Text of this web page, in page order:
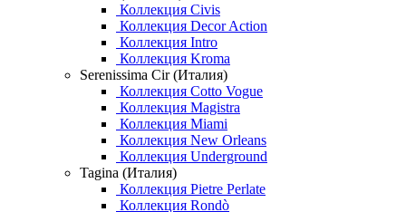
Коллекция Civis
Коллекция Decor Action
Коллекция Intro
Коллекция Kroma
Serenissima Cir (Италия)
Коллекция Cotto Vogue
Коллекция Magistra
Коллекция Miami
Коллекция New Orleans
Коллекция Underground
Tagina (Италия)
Коллекция Pietre Perlate
Коллекция Rondò